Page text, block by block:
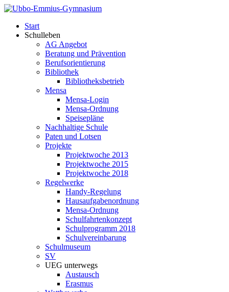
Start
Schulleben
AG Angebot
Beratung und Prävention
Berufsorientierung
Bibliothek
Bibliotheksbetrieb
Mensa
Mensa-Login
Mensa-Ordnung
Speisepläne
Nachhaltige Schule
Paten und Lotsen
Projekte
Projektwoche 2013
Projektwoche 2015
Projektwoche 2018
Regelwerke
Handy-Regelung
Hausaufgabenordnung
Mensa-Ordnung
Schulfahrtenkonzept
Schulprogramm 2018
Schulvereinbarung
Schulmuseum
SV
UEG unterwegs
Austausch
Erasmus